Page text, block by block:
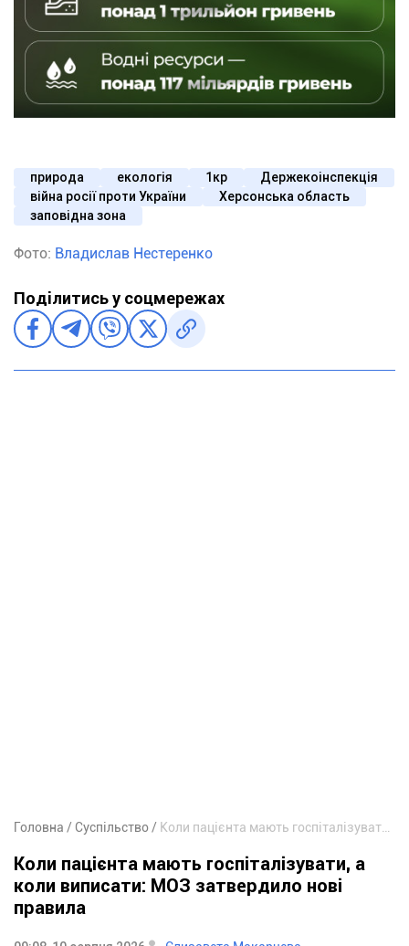
природа екологія 1кр
Держекоінспекція
війна росії проти України
Херсонська область
заповідна зона
Фото: Владислав Нестеренко
Поділитись у соцмережах
Головна Суспільство
Коли пацієнта мають госпіталізувати, а
коли виписати: МОЗ затвердило нові
правила